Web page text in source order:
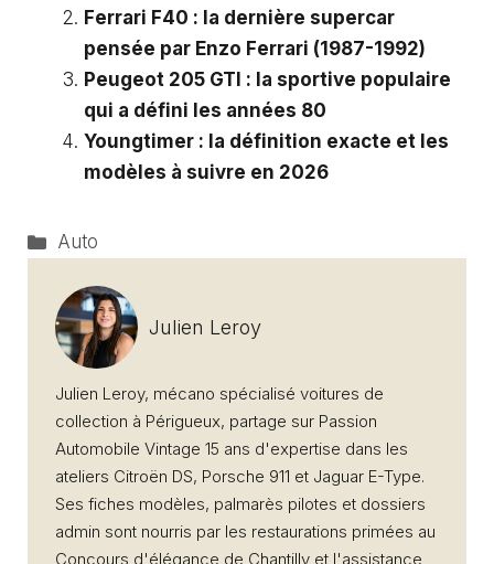
Ferrari F40 : la dernière supercar
pensée par Enzo Ferrari (1987-1992)
Peugeot 205 GTI : la sportive populaire
qui a défini les années 80
Youngtimer : la définition exacte et les
modèles à suivre en 2026
Catégories
Auto
Julien Leroy
Julien Leroy, mécano spécialisé voitures de
collection à Périgueux, partage sur Passion
Automobile Vintage 15 ans d'expertise dans les
ateliers Citroën DS, Porsche 911 et Jaguar E-Type.
Ses fiches modèles, palmarès pilotes et dossiers
admin sont nourris par les restaurations primées au
Concours d'élégance de Chantilly et l'assistance